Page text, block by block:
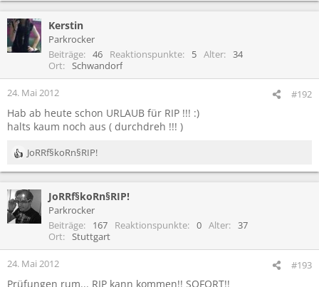
Kerstin
Parkrocker
Beiträge
46 Reaktionspunkte 5 Alter
34
Ort
Schwandorf
24. Mai 2012 #192
Hab ab heute schon URLAUB für RIP !!! :)
halts kaum noch aus ( durchdreh !!! )
R
e
k
t
i
n
e
JoRRf§koRn§RIP!
JoRRf§koRn§RIP!
Parkrocker
Beiträge
167 Reaktionspunkte 0 Alter
37
Ort
Stuttgart
24. Mai 2012 #193
Prüfungen rum... RIP kann kommen!! SOFORT!!